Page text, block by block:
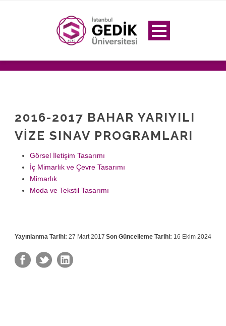
2016-2017 BAHAR YARIYILI
VIZE SINAV PROGRAMLARI
Görsel İletişim Tasarımı
İç Mimarlık ve Çevre Tasarımı
Mimarlık
Moda ve Tekstil Tasarımı
Yayınlanma Tarihi: 27 Mart 2017 Son Güncelleme Tarihi: 16 Ekim 2024